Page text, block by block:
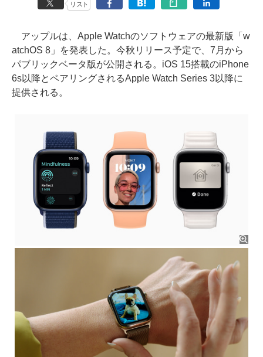
リスト
アップルは、Apple Watchのソフトウェアの最新版「w
atchOS 8」を発表した。今秋リリース予定で、7月から
パブリックベータ版が公開される。iOS 15搭載のiPhone
6s以降とペアリングされるApple Watch Series 3以降に
提供される。